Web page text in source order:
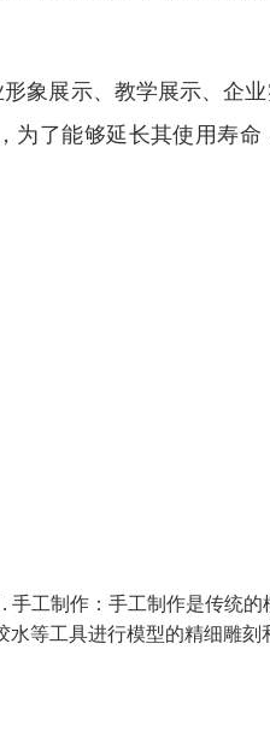
象展示、教学展示、企
了能够延长其使用寿
工制作：手工制作是传统
等工具进行模型的精细雕